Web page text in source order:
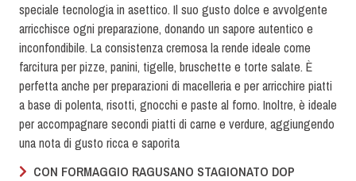
speciale tecnologia in asettico. Il suo gusto dolce e avvolgente
arricchisce ogni preparazione, donando un sapore autentico e
inconfondibile. La consistenza cremosa la rende ideale come
farcitura per pizze, panini, tigelle, bruschette e torte salate. È
perfetta anche per preparazioni di macelleria e per arricchire piatti
a base di polenta, risotti, gnocchi e paste al forno. Inoltre, è ideale
per accompagnare secondi piatti di carne e verdure, aggiungendo
una nota di gusto ricca e saporita
CON FORMAGGIO RAGUSANO STAGIONATO DOP